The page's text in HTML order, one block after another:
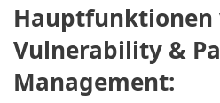
Hauptfunktionen
Vulnerability &
Management: